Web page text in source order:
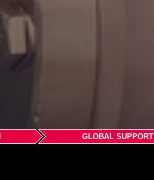
GLOBAL SUPPORT